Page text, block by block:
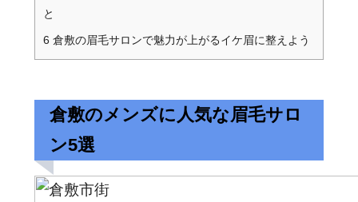
と
6 倉敷の眉毛サロンで魅力が上がるイケ眉に整えよう
倉敷のメンズに人気な眉毛サロ
ン5選